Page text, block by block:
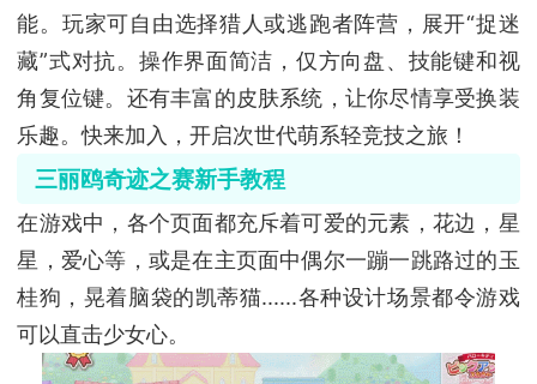
能。玩家可自由选择猎人或逃跑者阵营，展开“捉迷
藏”式对抗。操作界面简洁，仅方向盘、技能键和视
角复位键。还有丰富的皮肤系统，让你尽情享受换装
乐趣。快来加入，开启次世代萌系轻竞技之旅！
三丽鸥奇迹之赛新手教程
在游戏中，各个页面都充斥着可爱的元素，花边，星
星，爱心等，或是在主页面中偶尔一蹦一跳路过的玉
桂狗，晃着脑袋的凯蒂猫......各种设计场景都令游戏
可以直击少女心。